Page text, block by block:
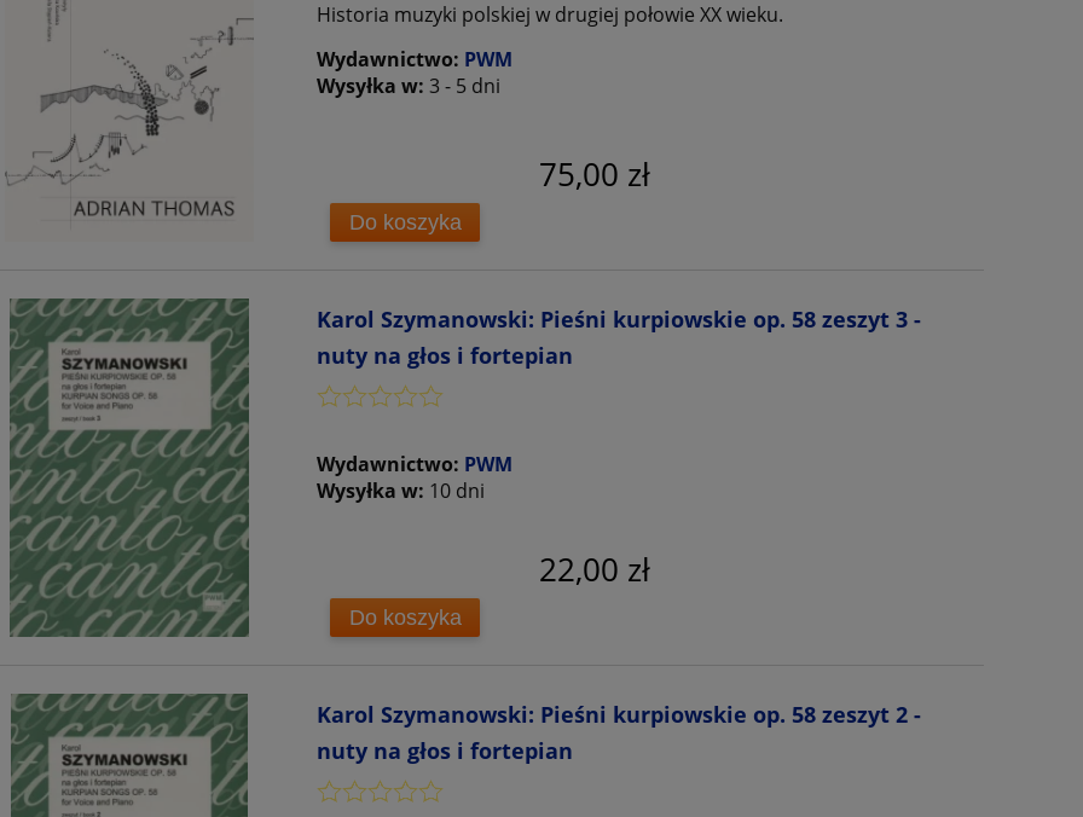
Historia muzyki polskiej w drugiej połowie XX wieku.
Wydawnictwo: PWM
Wysyłka w: 3 - 5 dni
75,00 zł
Do koszyka
Karol Szymanowski: Pieśni kurpiowskie op. 58 zeszyt 3 -
nuty na głos i fortepian
Wydawnictwo: PWM
Wysyłka w: 10 dni
22,00 zł
Do koszyka
Karol Szymanowski: Pieśni kurpiowskie op. 58 zeszyt 2 -
nuty na głos i fortepian